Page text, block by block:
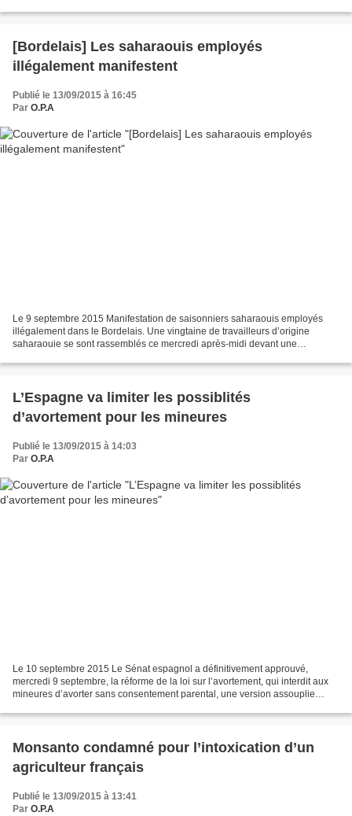
[Bordelais] Les saharaouis employés
illégalement manifestent
Publié le 13/09/2015 à 16:45
Par O.P.A
Le 9 septembre 2015 Manifestation de saisonniers saharaouis employés
illégalement dans le Bordelais. Une vingtaine de travailleurs d’origine
saharaouie se sont rassemblés ce mercredi après-midi devant une
L’Espagne va limiter les possiblités
d’avortement pour les mineures
Publié le 13/09/2015 à 14:03
Par O.P.A
Le 10 septembre 2015 Le Sénat espagnol a définitivement approuvé,
mercredi 9 septembre, la réforme de la loi sur l’avortement, qui interdit aux
mineures d’avorter sans consentement parental, une version assouplie
Monsanto condamné pour l’intoxication d’un
agriculteur français
Publié le 13/09/2015 à 13:41
Par O.P.A